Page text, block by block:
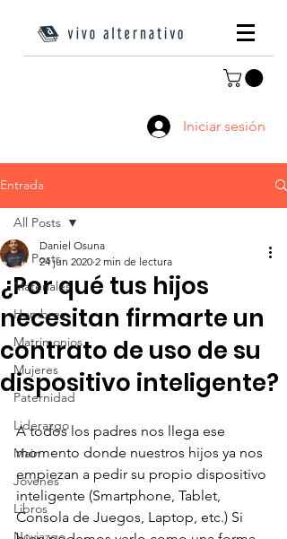
Iniciar sesión
Entrada
All Posts
Materiales
Hombres
Matrimonios
Mujeres
Paternidad
Liderazgo
Main
Jóvenes
Libros
All Posts
¿Por qué tus hijos
necesitan firmarte un
contrato de uso de su
dispositivo inteligente?
Daniel Osuna
24 jun 2020 2 min de lectura
A todos los padres nos llega ese
momento donde nuestros hijos ya nos
empiezan a pedir su propio dispositivo
inteligente (Smartphone, Tablet,
Consola de Juegos, Laptop, etc.) Si